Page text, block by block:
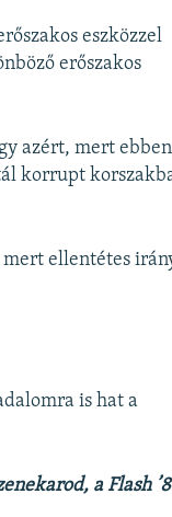
eszközzel
erőszakos
azért, mert
korrupt
ellentétes
is hat a
a Flash